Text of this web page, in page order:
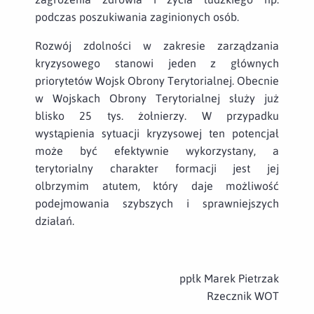
podczas poszukiwania zaginionych osób.
Rozwój zdolności w zakresie zarządzania
kryzysowego stanowi jeden z głównych
priorytetów Wojsk Obrony Terytorialnej. Obecnie
w Wojskach Obrony Terytorialnej służy już
blisko 25 tys. żołnierzy. W przypadku
wystąpienia sytuacji kryzysowej ten potencjał
może być efektywnie wykorzystany, a
terytorialny charakter formacji jest jej
olbrzymim atutem, który daje możliwość
podejmowania szybszych i sprawniejszych
działań.
ppłk Marek Pietrzak
Rzecznik WOT